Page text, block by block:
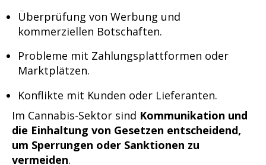
Überprüfung von Werbung und
kommerziellen Botschaften.
Probleme mit Zahlungsplattformen oder
Marktplätzen.
Konflikte mit Kunden oder Lieferanten.
Im Cannabis-Sektor sind Kommunikation und
die Einhaltung von Gesetzen entscheidend,
um Sperrungen oder Sanktionen zu
vermeiden.